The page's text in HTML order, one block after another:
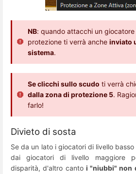
NB: quando attacchi un
protezione ti verrà anche inviato
sistema.
Se clicchi sullo scudo ti verrà
dalla zona di protezione 5.
farlo!
Divieto di sosta
Se da un lato i giocatori di livello
dai giocatori di livello maggiore
disparità, d'altro canto i "niubbi" non